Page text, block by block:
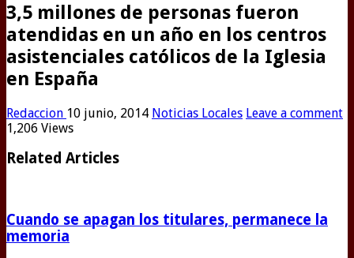
3,5 millones de personas fueron
atendidas en un año en los centros
asistenciales católicos de la Iglesia
en España
Redaccion 10 junio, 2014 Noticias Locales Leave a comment
1,206 Views
Related Articles
Cuando se apagan los titulares, permanece la
memoria